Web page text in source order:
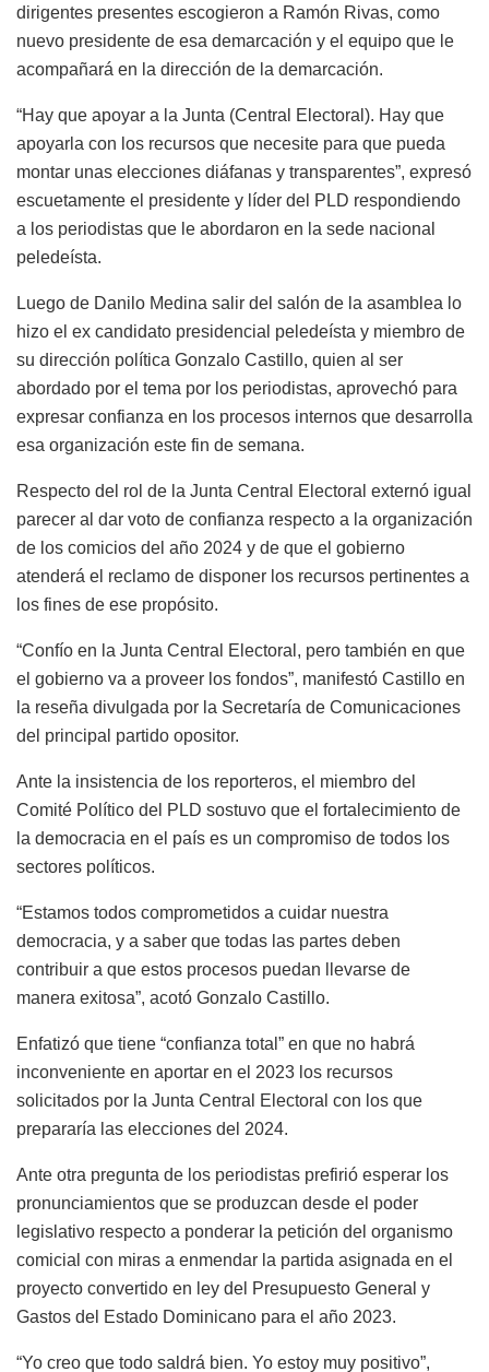
dirigentes presentes escogieron a Ramón Rivas, como
nuevo presidente de esa demarcación y el equipo que le
acompañará en la dirección de la demarcación.
“Hay que apoyar a la Junta (Central Electoral). Hay que
apoyarla con los recursos que necesite para que pueda
montar unas elecciones diáfanas y transparentes”, expresó
escuetamente el presidente y líder del PLD respondiendo
a los periodistas que le abordaron en la sede nacional
peledeísta.
Luego de Danilo Medina salir del salón de la asamblea lo
hizo el ex candidato presidencial peledeísta y miembro de
su dirección política Gonzalo Castillo, quien al ser
abordado por el tema por los periodistas, aprovechó para
expresar confianza en los procesos internos que desarrolla
esa organización este fin de semana.
Respecto del rol de la Junta Central Electoral externó igual
parecer al dar voto de confianza respecto a la organización
de los comicios del año 2024 y de que el gobierno
atenderá el reclamo de disponer los recursos pertinentes a
los fines de ese propósito.
“Confío en la Junta Central Electoral, pero también en que
el gobierno va a proveer los fondos”, manifestó Castillo en
la reseña divulgada por la Secretaría de Comunicaciones
del principal partido opositor.
Ante la insistencia de los reporteros, el miembro del
Comité Político del PLD sostuvo que el fortalecimiento de
la democracia en el país es un compromiso de todos los
sectores políticos.
“Estamos todos comprometidos a cuidar nuestra
democracia, y a saber que todas las partes deben
contribuir a que estos procesos puedan llevarse de
manera exitosa”, acotó Gonzalo Castillo.
Enfatizó que tiene “confianza total” en que no habrá
inconveniente en aportar en el 2023 los recursos
solicitados por la Junta Central Electoral con los que
prepararía las elecciones del 2024.
Ante otra pregunta de los periodistas prefirió esperar los
pronunciamientos que se produzcan desde el poder
legislativo respecto a ponderar la petición del organismo
comicial con miras a enmendar la partida asignada en el
proyecto convertido en ley del Presupuesto General y
Gastos del Estado Dominicano para el año 2023.
“Yo creo que todo saldrá bien. Yo estoy muy positivo”,